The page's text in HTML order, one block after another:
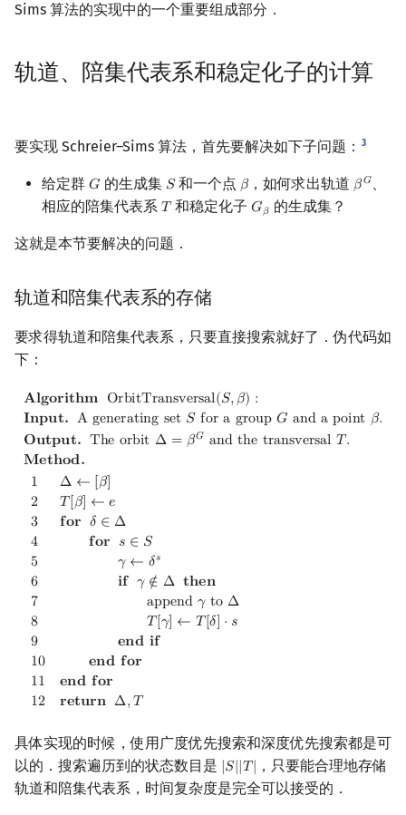
Sims 算法的实现中的一个重要组成部分．
轨道、陪集代表系和稳定化子的计算
要实现 Schreier–Sims 算法，首先要解决如下子问题： 3
给定群 𝐺
G 的生成集 𝑆
S和一个点 𝛽
β ，如何求出轨道 𝛽𝐺
βG 、
相应的陪集代表系 𝑇
T 和稳定化子𝐺𝛽
Gβ 的生成集？
这就是本节要解决的问题．
轨道和陪集代表系的存储
要求得轨道和陪集代表系，只要直接搜索就好了．伪代码如
下：
𝐀𝐥𝐠𝐨𝐫𝐢𝐭𝐡𝐦 OrbitTransversal(𝑆,𝛽) :
𝐈𝐧𝐩𝐮𝐭. A generating set 𝑆 for a group 𝐺 and a point 𝛽.
𝐎𝐮𝐭𝐩𝐮𝐭. The orbit Δ = 𝛽𝐺 and the transversal 𝑇 .
𝐌𝐞𝐭𝐡𝐨𝐝.
1
Δ ← [𝛽]
2
𝑇 [𝛽] ← 𝑒
3
𝐟𝐨𝐫 𝛿 ∈ Δ
4
𝐟𝐨𝐫 𝑠 ∈ 𝑆
5
𝛾 ← 𝛿𝑠
6 𝐢𝐟 𝛾 ∉ Δ 𝐭𝐡𝐞𝐧
7
append 𝛾 to Δ
8
𝑇 [𝛾] ← 𝑇[𝛿] ⋅ 𝑠
9
𝐞𝐧𝐝 𝐢𝐟
10 𝐞𝐧𝐝 𝐟𝐨𝐫
11 𝐞𝐧𝐝 𝐟𝐨𝐫
12 𝐫𝐞𝐭𝐮𝐫𝐧 Δ,𝑇
AlgorithmOrbitTransversal(S,β):Input.
具体实现的时候，使用广度优先搜索和深度优先搜索都是可
以的．搜索遍历到的状态数目是 |𝑆||𝑇|
|S |T ，只要能合理地存储
轨道和陪集代表系，时间复杂度是完全可以接受的．